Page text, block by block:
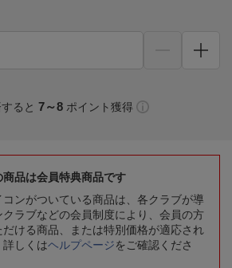
ると 7～8 ポイント獲得
商品は会員特典商品です
コンがついている商品は、各クラブが導
クラブなどの会員制度により、会員の方
ける商品、または特別価格が適応され
詳しくはヘルプページをご確認くださ